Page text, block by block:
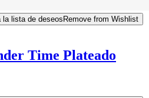
la lista de deseos Remove from Wishlist
Time Plateado